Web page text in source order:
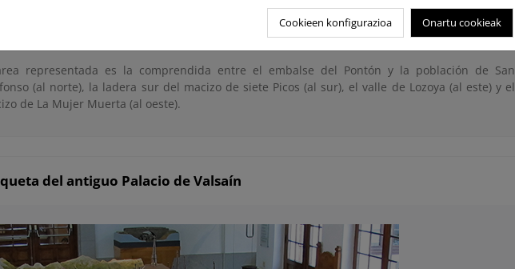
de manera realista y comprensible la topografía de la zona, y dispone de una serie de
luminosos para facilitar la localización de enclaves singulares (poblaciones, picos, cursos
macizos montañosos, centros de interpretación…).
representada es la comprendida entre el embalse del Pontón y la población de San
(al norte), la ladera sur del macizo de siete Picos (al sur), el valle de Lozoya (al este) y el
de La Mujer Muerta (al oeste).
del antiguo Palacio de Valsaín
Cookieen konfigurazioa Onartu cookieak